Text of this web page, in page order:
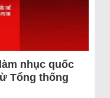
nhục quốc
Tổng thống